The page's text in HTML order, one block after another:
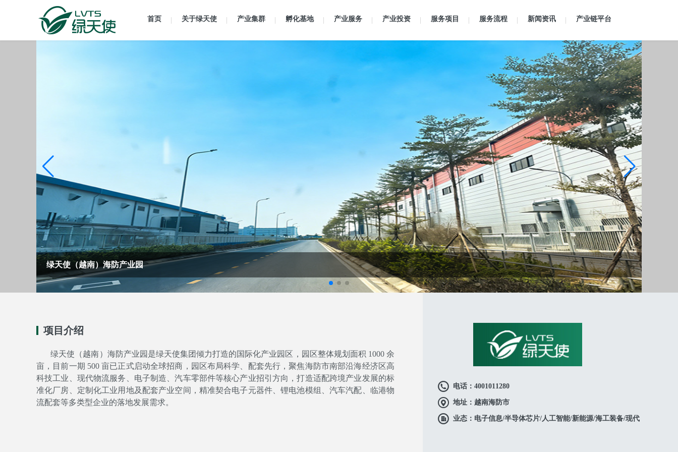
首页 关于绿天使 产业集群 孵化基地 产业服务 产业投资 服务项目 服务流程 新闻资讯 产业链平台
绿天使（越南）海防产业园
项目介绍
绿天使（越南）海防产业园是绿天使集团倾力打造的国际化产业园区，园区整体规划面积 1000 余
亩，目前一期 500 亩已正式启动全球招商，园区布局科学、配套先行，聚焦海防市南部沿海经济区高
科技工业、现代物流服务、电子制造、汽车零部件等核心产业招引方向，打造适配跨境产业发展的标
准化厂房、定制化工业用地及配套产业空间，精准契合电子元器件、锂电池模组、汽车汽配、临港物
流配套等多类型企业的落地发展需求。
电话：4001011280
地址：越南海防市
业态：电子信息/半导体芯片/人工智能/新能源/海工装备/现代